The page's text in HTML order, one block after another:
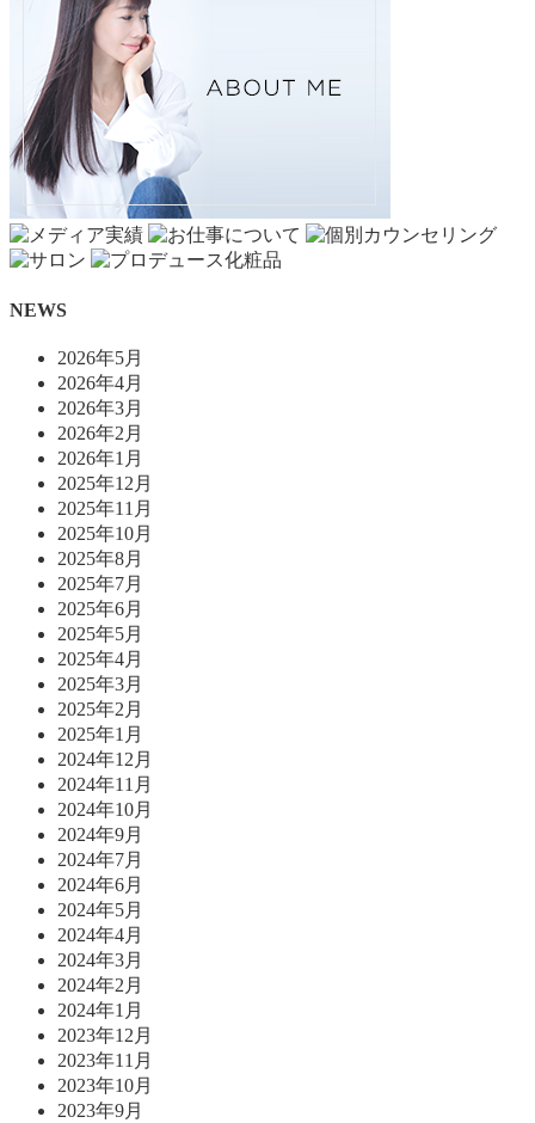
NEWS
2026年5月
2026年4月
2026年3月
2026年2月
2026年1月
2025年12月
2025年11月
2025年10月
2025年8月
2025年7月
2025年6月
2025年5月
2025年4月
2025年3月
2025年2月
2025年1月
2024年12月
2024年11月
2024年10月
2024年9月
2024年7月
2024年6月
2024年5月
2024年4月
2024年3月
2024年2月
2024年1月
2023年12月
2023年11月
2023年10月
2023年9月